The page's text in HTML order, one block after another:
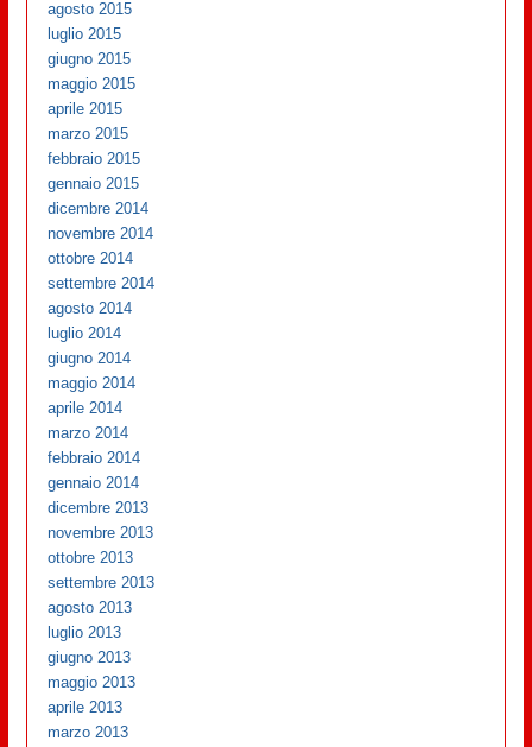
agosto 2015
luglio 2015
giugno 2015
maggio 2015
aprile 2015
marzo 2015
febbraio 2015
gennaio 2015
dicembre 2014
novembre 2014
ottobre 2014
settembre 2014
agosto 2014
luglio 2014
giugno 2014
maggio 2014
aprile 2014
marzo 2014
febbraio 2014
gennaio 2014
dicembre 2013
novembre 2013
ottobre 2013
settembre 2013
agosto 2013
luglio 2013
giugno 2013
maggio 2013
aprile 2013
marzo 2013